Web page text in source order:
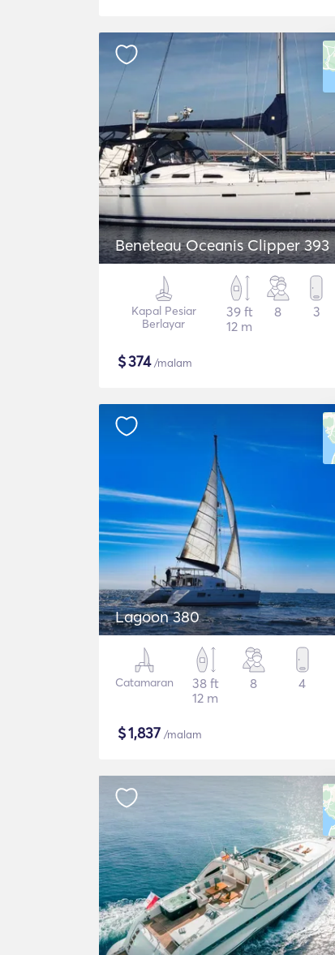
Beneteau Oceanis Clipper 393
Kapal Pesiar
Berlayar
39 ft
12 m
8 3
$374/malam
Lagoon 380
Catamaran
38 ft
12 m
8 4
$1,837 /malam